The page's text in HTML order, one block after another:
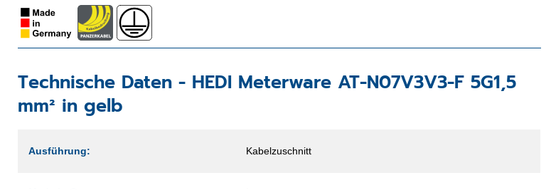
Technische Daten - HEDI Meterware AT-N07V3V3-F 5G1,5
mm² in gelb
Ausführung: Kabelzuschnitt